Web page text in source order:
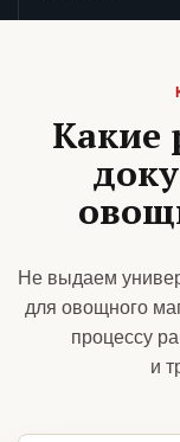
Какие
Не выдаем
для овощного
процессу
и